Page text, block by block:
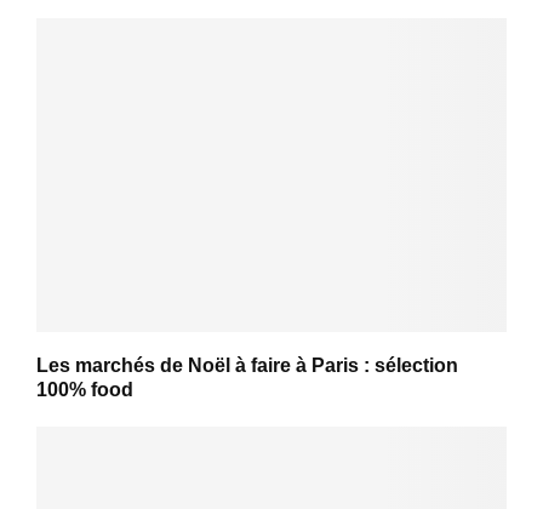
Les marchés de Noël à faire à Paris : sélection
100% food